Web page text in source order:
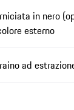
in nero
esterno
ad